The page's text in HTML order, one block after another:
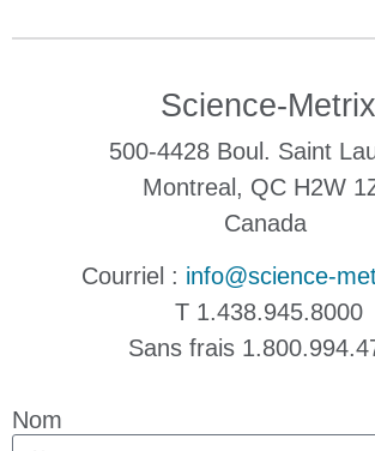
Science-Metrix
500-4428 Boul. Saint
Montreal, QC H2W
Canada
Courriel : info@science-
T 1.438.945.8000
Sans frais
Nom